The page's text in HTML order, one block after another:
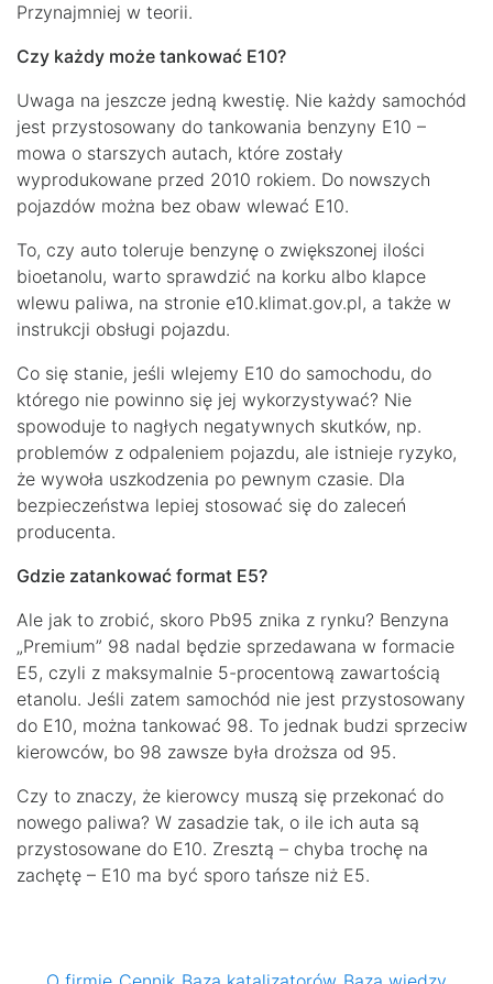
Przynajmniej w teorii.
Czy każdy może tankować E10?
Uwaga na jeszcze jedną kwestię. Nie każdy samochód
jest przystosowany do tankowania benzyny E10 –
mowa o starszych autach, które zostały
wyprodukowane przed 2010 rokiem. Do nowszych
pojazdów można bez obaw wlewać E10.
To, czy auto toleruje benzynę o zwiększonej ilości
bioetanolu, warto sprawdzić na korku albo klapce
wlewu paliwa, na stronie e10.klimat.gov.pl, a także w
instrukcji obsługi pojazdu.
Co się stanie, jeśli wlejemy E10 do samochodu, do
którego nie powinno się jej wykorzystywać? Nie
spowoduje to nagłych negatywnych skutków, np.
problemów z odpaleniem pojazdu, ale istnieje ryzyko,
że wywoła uszkodzenia po pewnym czasie. Dla
bezpieczeństwa lepiej stosować się do zaleceń
producenta.
Gdzie zatankować format E5?
Ale jak to zrobić, skoro Pb95 znika z rynku? Benzyna
„Premium” 98 nadal będzie sprzedawana w formacie
E5, czyli z maksymalnie 5-procentową zawartością
etanolu. Jeśli zatem samochód nie jest przystosowany
do E10, można tankować 98. To jednak budzi sprzeciw
kierowców, bo 98 zawsze była droższa od 95.
Czy to znaczy, że kierowcy muszą się przekonać do
nowego paliwa? W zasadzie tak, o ile ich auta są
przystosowane do E10. Zresztą – chyba trochę na
zachętę – E10 ma być sporo tańsze niż E5.